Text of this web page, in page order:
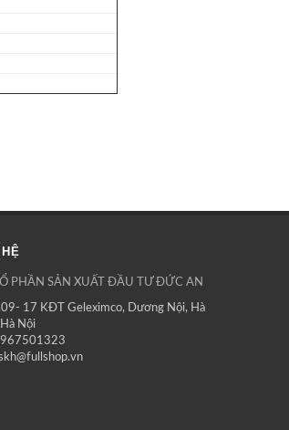
PHẦN SẢN XUẤT ĐẦU TƯ ĐỨC AN
17 KĐT Geleximco, Dương Nội, Hà
Nội